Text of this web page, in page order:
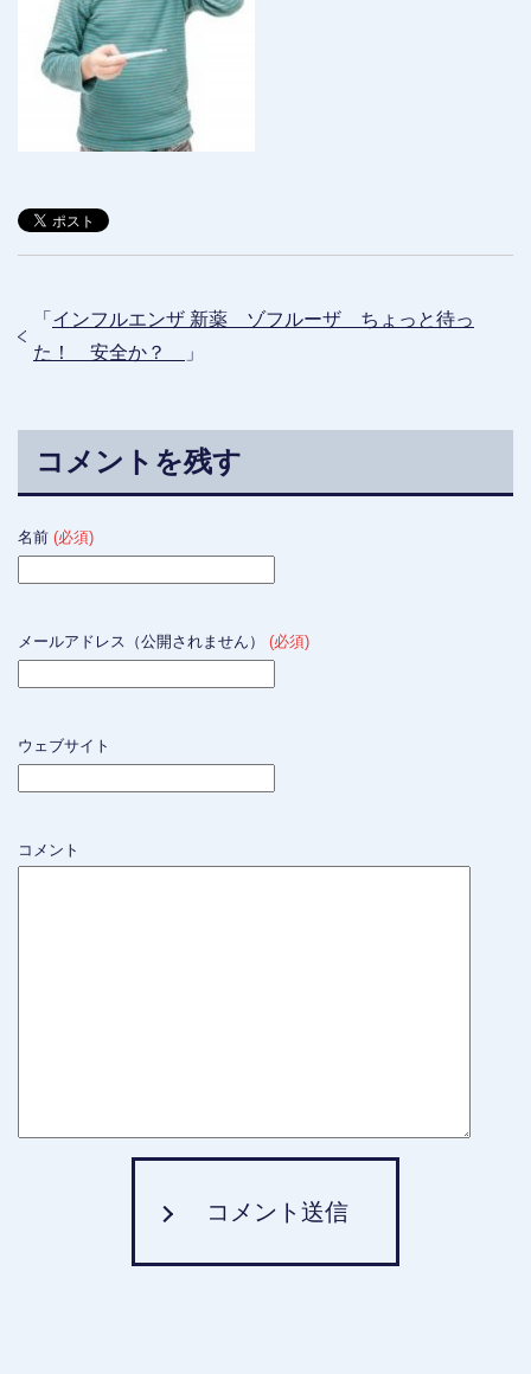
「 インフルエンザ 新薬 ゾフルーザ ちょっと待っ
た！ 安全か？
」
コメントを残す
名前 (必須)
メールアドレス（公開されません） (必須)
ウェブサイト
コメント
コメント送信